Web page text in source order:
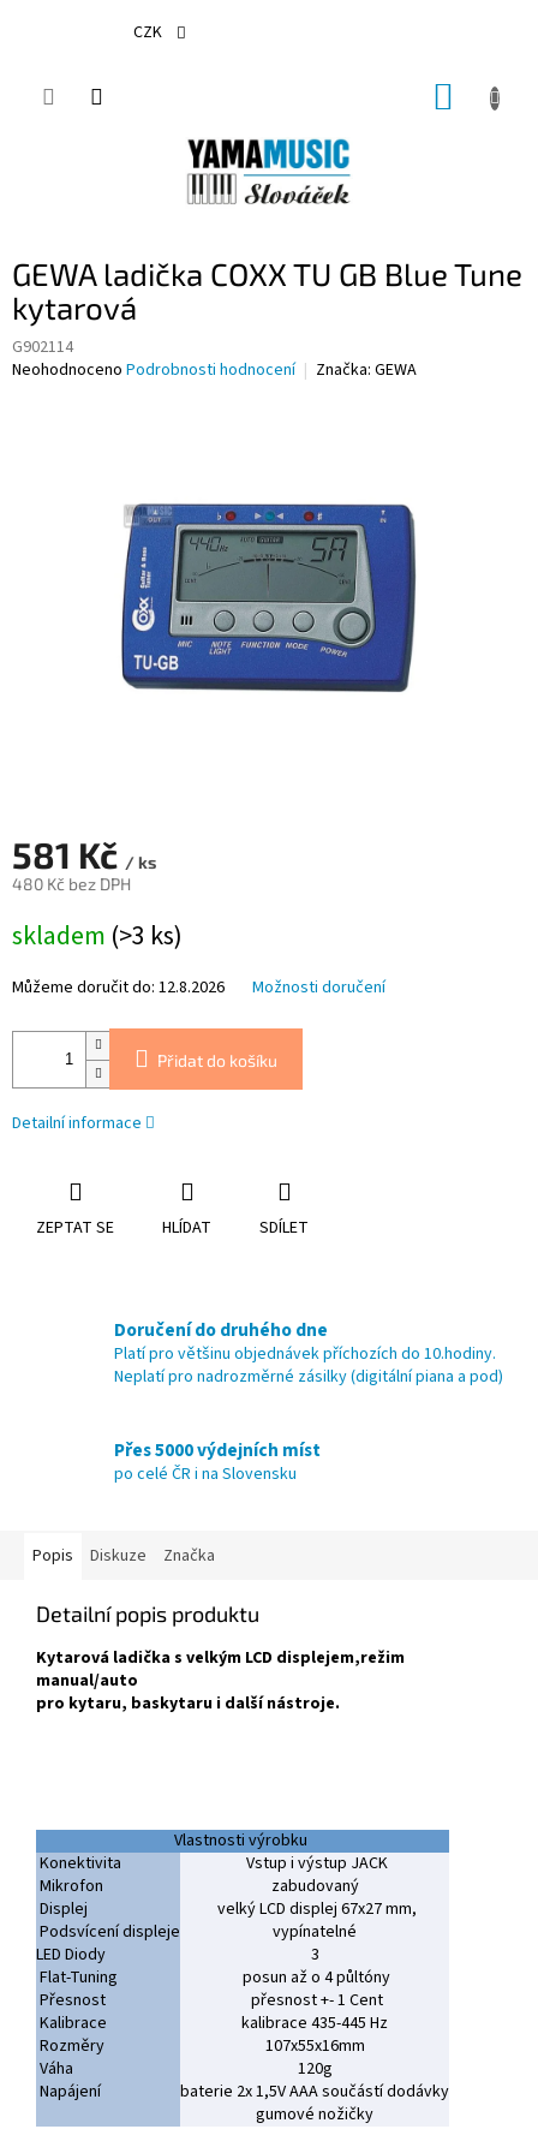
CZK
GEWA ladička COXX TU GB Blue Tune
kytarová
G902114
Průměrné
Neohodnoceno Podrobnosti hodnocení Značka: GEWA
581 Kč / ks
480 Kč bez DPH
cena:
skladem (>3 ks)
Můžeme doručit do: 12.8.2026 Možnosti doručení
Přidat do košíku
Detailní informace
ZEPTAT SE HLÍDAT SDÍLET
Doručení do druhého dne
Platí pro většinu objednávek příchozích do 10.hodiny.
Neplatí pro nadrozměrné zásilky (digitální piana a pod)
Přes 5000 výdejních míst
po celé ČR i na Slovensku
Popis Diskuze Značka
Detailní popis produktu
Kytarová ladička s velkým LCD displejem,režim
manual/auto
pro kytaru, baskytaru i další nástroje.
Vlastnosti výrobku
Konektivita
Vstup i výstup JACK
Mikrofon
zabudovaný
Displej
velký LCD displej 67x27 mm,
Podsvícení displeje
vypínatelné
LED Diody
3
Flat-Tuning
posun až o 4 půltóny
Přesnost
přesnost +- 1 Cent
Kalibrace
kalibrace 435-445 Hz
Rozměry
107x55x16mm
Váha
120g
Napájení
baterie 2x 1,5V AAA součástí dodávky
gumové nožičky